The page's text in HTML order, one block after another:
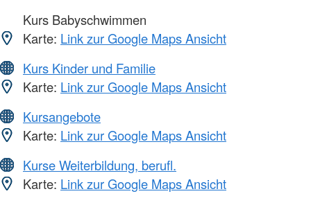
Kurs Babyschwimmen
Karte: Link zur Google Maps Ansicht
Kurs Kinder und Familie
Karte: Link zur Google Maps Ansicht
Kursangebote
Karte: Link zur Google Maps Ansicht
Kurse Weiterbildung, berufl.
Karte: Link zur Google Maps Ansicht